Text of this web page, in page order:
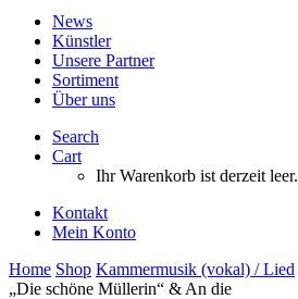
News
Künstler
Unsere Partner
Sortiment
Über uns
Search
Cart
Ihr Warenkorb ist derzeit leer.
Kontakt
Mein Konto
Home Shop Kammermusik (vokal) / Lied
„Die schöne Müllerin“ & An die